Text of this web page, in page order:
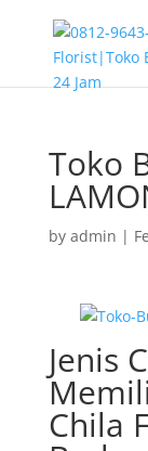
Toko
by admin |
Jenis
Chila